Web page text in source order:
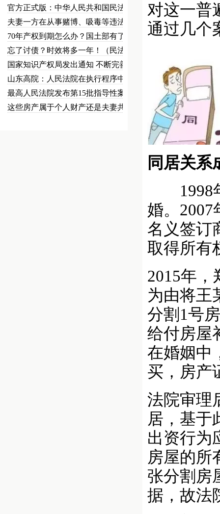
官方正式版：中华人民共和国民法总…
夫妻一方在从事赌博、吸毒等违法犯…
70年产权到期怎么办？国土部有了…
忘了讨债？时效将多一年！（民法草…
国家知识产权局发出通知 不断完善…
山东高院：人民法院在执行程序中可…
最高人民法院发布第15批指导性案…
这些房产属于个人财产还是夫妻共同…
对这一普
通过几个
同居关系
1998年
婚。
名义签订
取得所有
2015年
为由将王
分割1号
给付房屋
在婚姻中
买，房产
法院审理
居，基于
出资行为
房屋的所
张分割房
据，故法